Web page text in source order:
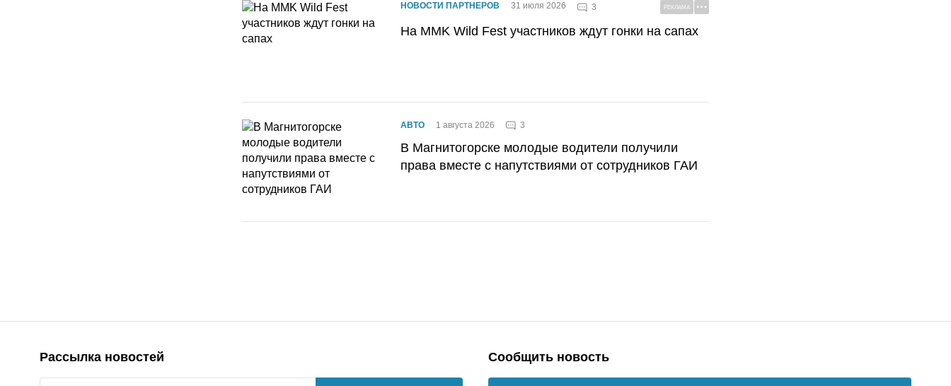
НОВОСТИ ПАРТНЕРОВ 31 июля 2026 3 РЕКЛАМА
На MMK Wild Fest участников ждут гонки на сапах
АВТО 1 августа 2026 3
В Магнитогорске молодые водители получили
права вместе с напутствиями от сотрудников ГАИ
Рассылка новостей Сообщить новость